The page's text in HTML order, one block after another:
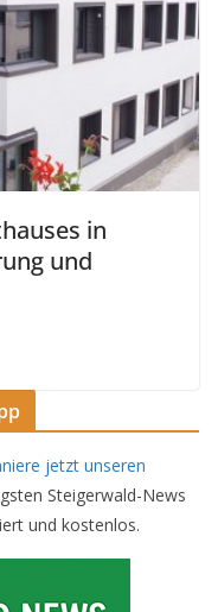
in
und
jetzt unseren
Steigerwald-News
und kostenlos.